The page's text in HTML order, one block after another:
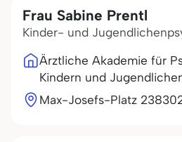
Frau Sabine Prentl
Kinder- und
Ärztliche Akademie für
Kindern und
Max-Josefs-Platz 23